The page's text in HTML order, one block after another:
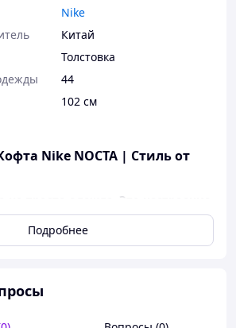
Nike
Китай
Толстовка
44
102 см
Nike NOCTA | Стиль от
не просто одежда. Это настроение.
к культуре.
созданная в сотрудничестве
ценит стиль, качество и хочет
универсальная
Подробнее